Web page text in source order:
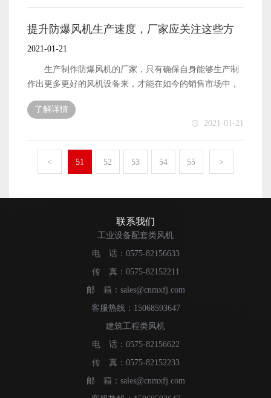
备的质量性能好了之后，也就能够将自身的销量提升起来
了。 以上便是上虞风机设备能够拥有更好销量的原因
介绍了。
材料数量有关系的。厂家拥有的原材料在质量有保障的前
就能够快速高效地进行了。这样一来，风机设备的产量也
就能够被提升起来了。 上虞风机产量除了与厂家拥有
的原材料数量高低有关之外，还有便是与工厂所掌握的生
专业越先进，那么厂家也就能够在进行设备的生产制作工
作时，拥有比较高的工作效率，能够生产制作出更多的风
提升防爆风机生产速度，厂家应关注这些方
2021-01-21
生产制作防爆风机的厂家，只有确保自身能够生产制
作出更多更好的风机设备来，才能在如今的销售市场中，
占据有利的地位，才能在销售风机时拥有更多的优质产品
来销售，为客户提供数量足够的产品。而想要拥有更多更
好的风机设备，就需要厂家做好自身的生产速度提升工作
来呢?下面本文就来简单地介绍一下。 防爆风机的生
产速度想要被厂家提升起来，首先便是需要厂家先做好自
专业和先进，才能更好地进行风机设备的生产加工工作，
才能将风机的产量和质量都提升起来。 防爆风机的生
产速度想要被厂家提升起来，除了需要厂家做好生产技术
更换工作了。厂家掌握的新技术想要有所发挥，自然是需
要有相应的机械设备来支撑的。所以，厂家需要做好自身
的生产设备的更换工作。 以上便是厂家想要做好防爆
风机的生产速度提升工作，需要做好的相关工作内容了。
了解详情
2021-01-21
< 51 52 53 54 55 >
联系我们
工业设备配套类风机
电 话：0575-82156633
传 真：0575-82152211
邮 箱：sales@cnmxfj.com
客服热线：15068593647
建筑工程类风机
电 话：0575-82156622
传 真：0575-82152233
邮 箱：sales@cnmxfj.com